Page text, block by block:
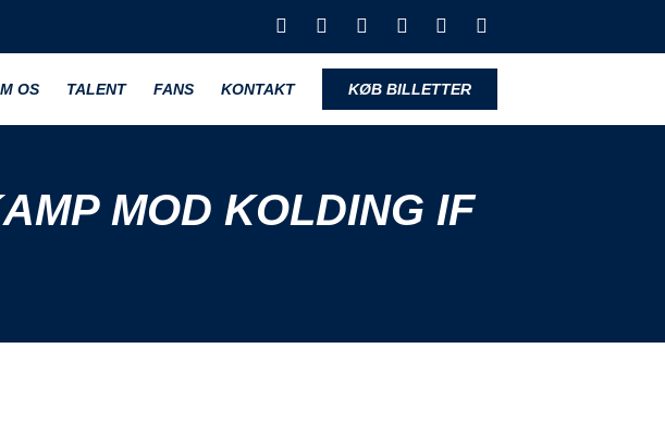
OS TALENT FANS KONTAKT KØB BILLETTER
MOD KOLDING IF